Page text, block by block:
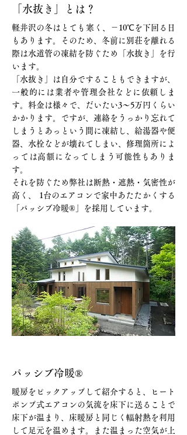
「水抜き」とは？
軽井沢の冬はとても寒く、－10℃を下回る日
もあります。そのため、冬前に別荘を離れる
際は水道管の凍結を防ぐため「水抜き」を行
います。
「水抜き」は自分ですることもできますが、
一般的には業者や管理会社などに依頼しま
す。料金は様々で、だいたい3〜5万円くらい
かかります。ですが、連絡をうっかり忘れて
しまうとあっという間に凍結し、給湯器や便
器、水栓などが壊れてしまい、修理箇所によ
っては高額になってしまう可能性もありま
す。
それを防ぐため弊社は断熱・遮熱・気密性が
高く、 1台のエアコンで家中あたたかくする
「パッシブ冷暖®」を採用しています。
パッシブ冷暖®
暖房をピックアップして紹介すると、ヒート
ポンプ式エアコンの気流を床下に送ることで
床下が温まり、床暖房と同じく輻射熱を利用
して足元を温めます。また温まった空気が上